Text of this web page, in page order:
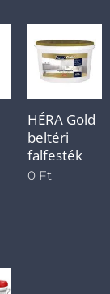
HÉRA Gold
beltéri
falfesték
0 Ft